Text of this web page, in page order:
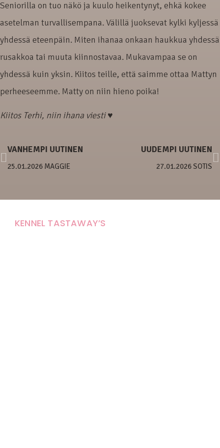
Seniorilla on tuo näkö ja kuulo heikentynyt, ehkä kokee
asetelman turvallisempana. Välillä juoksevat kylki kyljessä
yhdessä eteenpäin. Miten ihanaa onkaan haukkua yhdessä
rusakkoa tai muuta kiinnostavaa. Mukavampaa se on
yhdessä kuin yksin. Kiitos teille, että saimme ottaa Mattyn
perheeseemme. Matty on niin hieno poika!
Kiitos Terhi, niin ihana viesti ♥
VANHEMPI UUTINEN
25.01.2026 MAGGIE
UUDEMPI UUTINEN
27.01.2026 SOTIS
KENNEL TASTAWAY’S